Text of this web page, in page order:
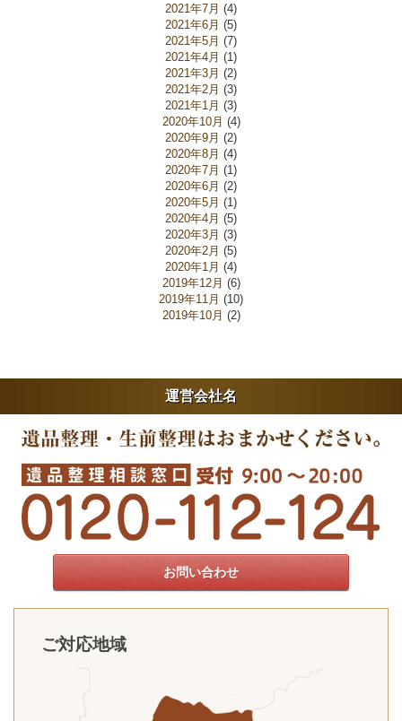
2021年7月 (4)
2021年6月 (5)
2021年5月 (7)
2021年4月 (1)
2021年3月 (2)
2021年2月 (3)
2021年1月 (3)
2020年10月 (4)
2020年9月 (2)
2020年8月 (4)
2020年7月 (1)
2020年6月 (2)
2020年5月 (1)
2020年4月 (5)
2020年3月 (3)
2020年2月 (5)
2020年1月 (4)
2019年12月 (6)
2019年11月 (10)
2019年10月 (2)
運営会社名
お問い合わせ
ご対応地域